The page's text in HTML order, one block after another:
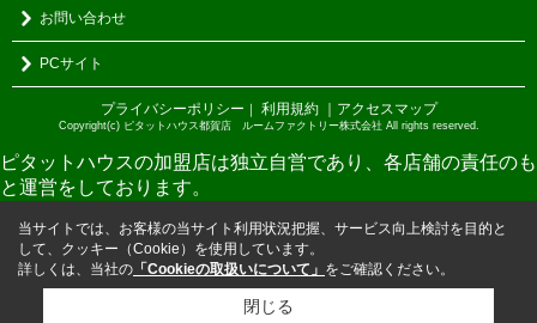
お問い合わせ
PCサイト
プライバシーポリシー 利用規約 ｜アクセスマップ
Copyright(c) ピタットハウス都賀店 ルームファクトリー株式会社 All rights reserved.
ピタットハウスの加盟店は独立自営であり、各店舗の責任のも
と運営をしております。
当サイトでは、お客様の当サイト利用状況把握、サービス向上検討を目的と
して、クッキー（Cookie）を使用しています。
詳しくは、当社の 「Cookieの取扱いについて」 をご確認ください。
閉じる